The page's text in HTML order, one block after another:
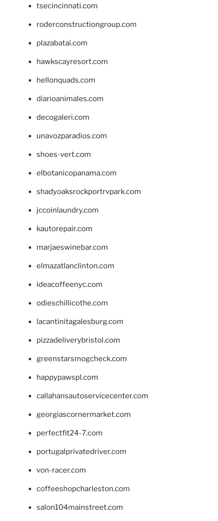
tsecincinnati.com
roderconstructiongroup.com
plazabatai.com
hawkscayresort.com
hellonquads.com
diarioanimales.com
decogaleri.com
unavozparadios.com
shoes-vert.com
elbotanicopanama.com
shadyoaksrockportrvpark.com
jccoinlaundry.com
kautorepair.com
marjaeswinebar.com
elmazatlanclinton.com
ideacoffeenyc.com
odieschillicothe.com
lacantinitagalesburg.com
pizzadeliverybristol.com
greenstarsmogcheck.com
happypawspl.com
callahansautoservicecenter.com
georgiascornermarket.com
perfectfit24-7.com
portugalprivatedriver.com
von-racer.com
coffeeshopcharleston.com
salon104mainstreet.com